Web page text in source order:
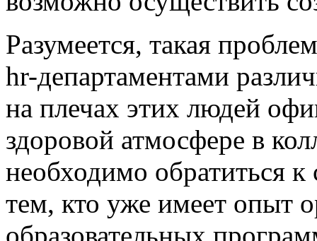
Разумеется, такая
hr-департаментами
на плечах этих людей
здоровой атмосфере в
необходимо обратиться к
тем, кто уже имеет опыт